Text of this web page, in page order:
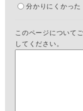
分かりにくかった
このページについて
してください。